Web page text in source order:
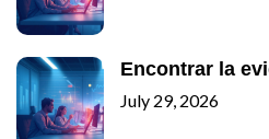
Encontrar la
July 29, 2026